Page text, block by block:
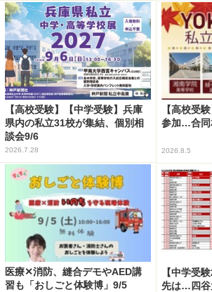
【高校受験】【中学受験】兵庫
県内の私立31校が集結、個別相
談会9/6
2026.7.28
【高校受
参加…合同
2026.8.5
医療✕消防、縫合デモやAED講
習も「おしごと体験博」9/5
【中学受
先は…四谷